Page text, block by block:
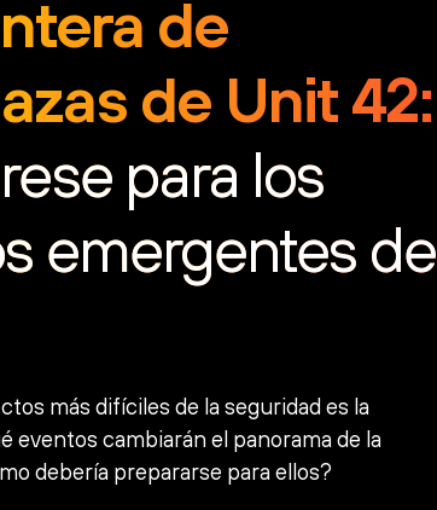
de
de Unit 42:
para los
emergentes de
más difíciles de la seguridad es la
eventos cambiarán el panorama de la
debería prepararse para ellos?